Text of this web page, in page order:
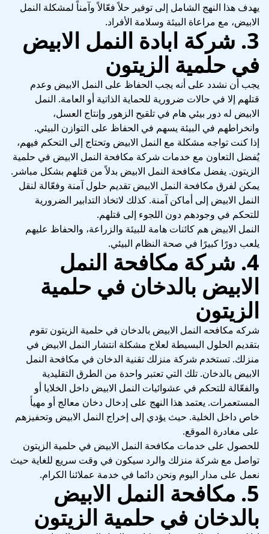
يهدف هذا النهج الشامل إلى توفير حلاً فعّالاً وآمناً لمشكلة النمل
الابيض، مع مراعاة البيئة وسلامة الأفراد.
3. شركة ابادة النمل الابيض
في حلمية الزيتون
يجب أن نشدد على أنه يجب الحفاظ على النمل الابيض وعدم
قتلهم إلا في حالات ضرورية للحماية الذاتية أو العامة. النمل
الابيض له دور بيئي هام في تلقيح الزهور وإنتاج العسل،
وانخراطهم في البيئة يسهم في الحفاظ على التوازن البيئي.
إذا كنت تواجه مشكلة مع النمل الابيض وتحتاج إلى التحكم فيهم،
يُفضل التعاون مع خدمات شركة مكافحة النمل الابيض في حلمية
الزيتون. يفضل مكافحة النمل الابيض بدلاً من قتلهم بشكل مباشر.
يمكن لفرق مكافحة النمل الابيض تقديم حلول آمنة وفعّالة لنقل
النمل الابيض إلى أماكن آمنة. كذلك لاتخاذ التدابير الضرورية
للتحكم في وجودهم دون اللجوء إلى قتلهم.
النمل الابيض هم كائنات هامة للبيئة والزراعة، والحفاظ عليهم
يلعب دورًا كبيرًا في صحة النظام البيئي.
4. شركة مكافحة النمل
الابيض بالدخان في حلمية
الزيتون
شركه مكافحه النمل الابيض بالدخان في حلمية الزيتون تقوم
بتقديم الحلول البسيطة لعلاج مشكلة انتشار النمل الابيض في
منزلك. تستخدم شركة منزلك تقنية الدخان في مكافحة النمل
الابيض بالدخان. تلك التي تعتبر واحدة من الطرق التقليدية
والفعّالة للتحكم في عشوائيات النمل الابيض داخل الخلايا أو
المستعمرات. يعتمد هذا النهج على إدخال دخان معالج أو مهيأ
خاص داخل الخلية. حيث يؤدي إلى إخراج النمل الابيض وتحفيزهم
على مغادرة الموقع.
للحصول على خدمات مكافحة النمل الابيض في حلمية الزيتون
تواصل مع شركة منزلك والرد سيكون في وقت سريع للغاية حيث
نعمل على مدار اليوم ونحن دائما في خدمة عملائنا الكرام.
5. مكافحة النمل الابيض
بالدخان في حلمية الزيتون